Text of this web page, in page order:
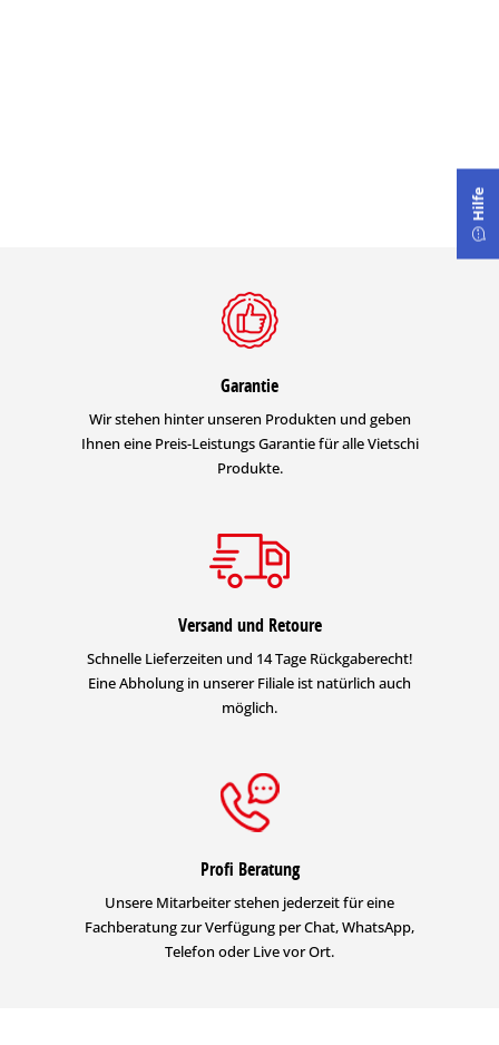
Garantie
Wir stehen hinter unseren Produkten und geben
Ihnen eine Preis-Leistungs Garantie für alle Vietschi
Produkte.
Versand und Retoure
Schnelle Lieferzeiten und 14 Tage Rückgaberecht!
Eine Abholung in unserer Filiale ist natürlich auch
möglich.
Profi Beratung
Unsere Mitarbeiter stehen jederzeit für eine
Fachberatung zur Verfügung per Chat, WhatsApp,
Telefon oder Live vor Ort.
Hilfe